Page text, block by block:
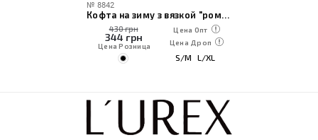
№ 8842
Кофта на зиму з вязкой "ромбы"
430 грн
344 грн
Цена Розница
Цена Опт
Цена Дроп
S/M L/XL